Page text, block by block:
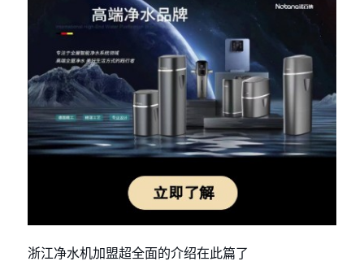
浙江净水机加盟超全面的介绍在此篇了